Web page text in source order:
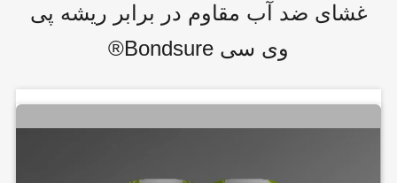
غشای ضد آب مقاوم در برابر ریشه پی
وی سی Bondsure®